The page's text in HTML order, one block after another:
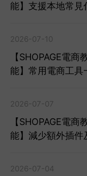
能】支援本地常見
2026-07-10
【SHOPAGE電
能】常用電商工具
2026-07-07
【SHOPAGE電
能】減少額外插件
2026-07-04